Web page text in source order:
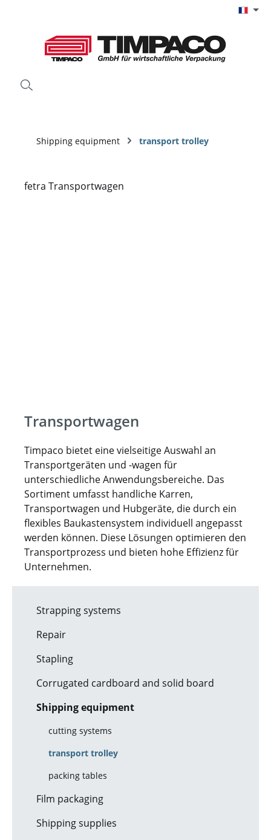
Shipping equipment transport trolley
Transportwagen
Timpaco bietet eine vielseitige Auswahl an
Transportgeräten und -wagen für
unterschiedliche Anwendungsbereiche. Das
Sortiment umfasst handliche Karren,
Transportwagen und Hubgeräte, die durch ein
flexibles Baukastensystem individuell angepasst
werden können. Diese Lösungen optimieren den
Transportprozess und bieten hohe Effizienz für
Unternehmen.
Strapping systems
Repair
Stapling
Corrugated cardboard and solid board
Shipping equipment
cutting systems
transport trolley
packing tables
Film packaging
Shipping supplies